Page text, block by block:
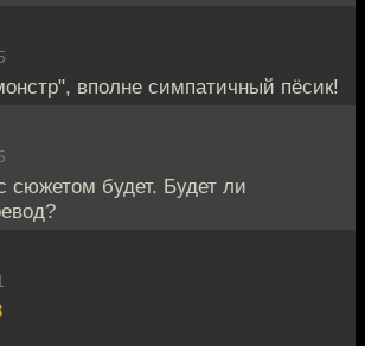
вполне симпатичный пёсик!
сюжетом будет. Будет ли